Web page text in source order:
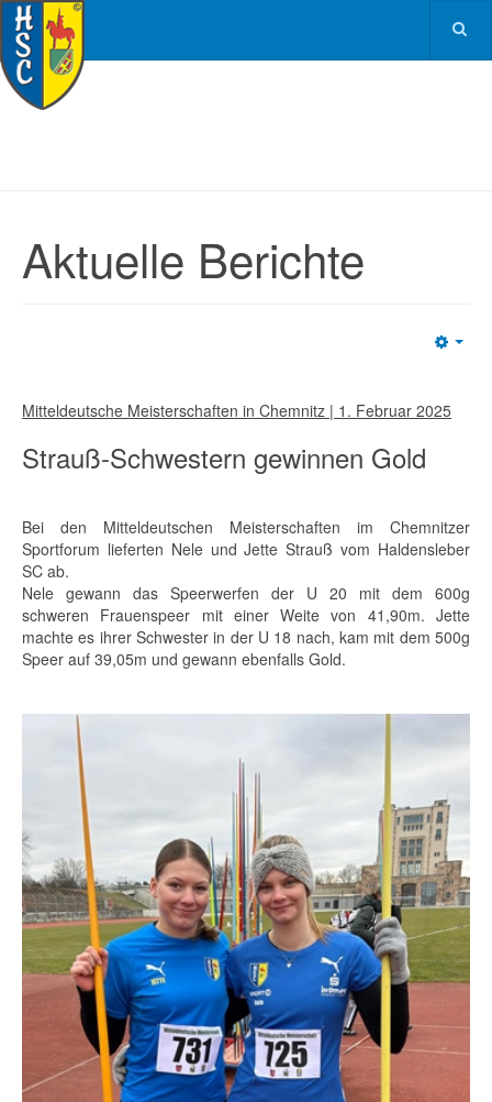
Aktuelle Berichte
Mitteldeutsche Meisterschaften in Chemnitz | 1. Februar 2025
Strauß-Schwestern gewinnen Gold
Bei den Mitteldeutschen Meisterschaften im Chemnitzer
Sportforum lieferten Nele und Jette Strauß vom Haldensleber
SC ab.
Nele gewann das Speerwerfen der U 20 mit dem 600g
schweren Frauenspeer mit einer Weite von 41,90m. Jette
machte es ihrer Schwester in der U 18 nach, kam mit dem 500g
Speer auf 39,05m und gewann ebenfalls Gold.